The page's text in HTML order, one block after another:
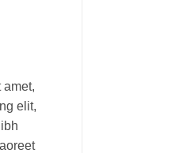
amet,
elit,